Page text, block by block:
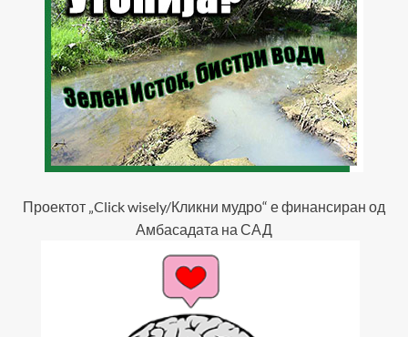
Проектот „Click wisely/Кликни мудро“ е финансиран од
Амбасадата на САД